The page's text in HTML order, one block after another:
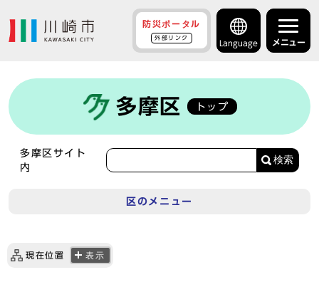
防災ポータル
外部リンク
Language メニュー
多摩区 トップ
多摩区サイト
内
検索
区のメニュー
現在位置 表示